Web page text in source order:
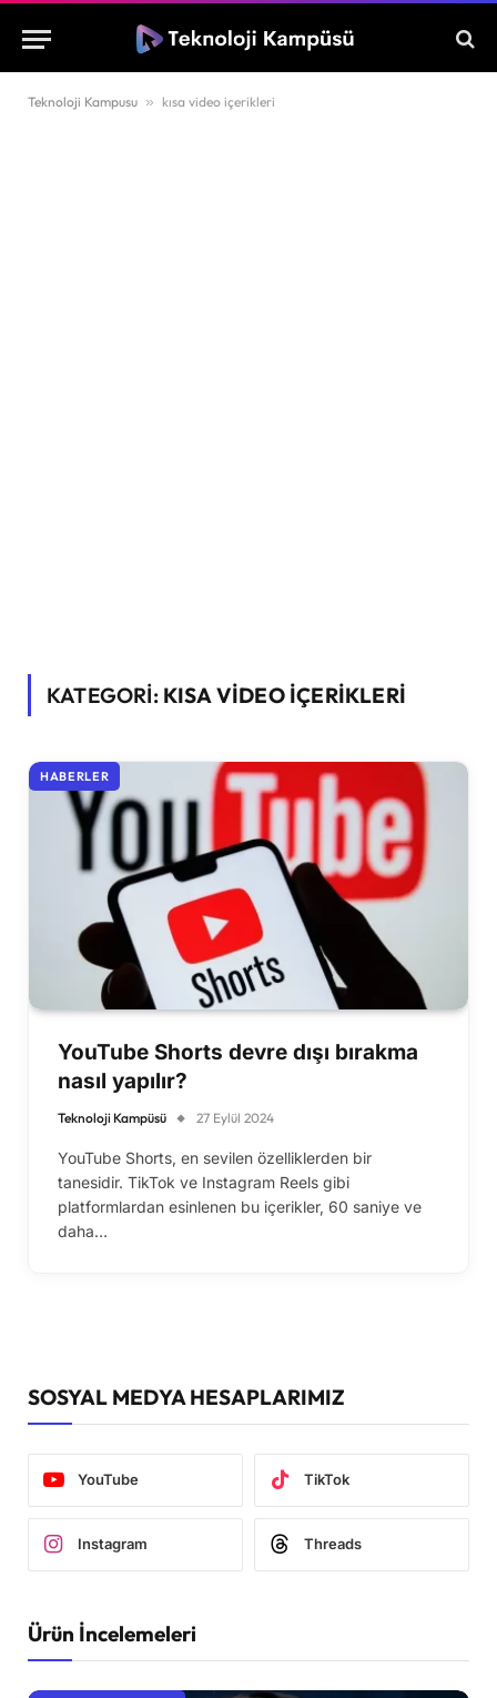
Teknoloji Kampusu » kısa video içerikleri
KATEGORİ: KISA VIDEO IÇERIKLERI
HABERLER
YouTube Shorts devre dışı bırakma
nasıl yapılır?
Teknoloji Kampüsü 27 Eylül 2024
YouTube Shorts, en sevilen özelliklerden bir
tanesidir. TikTok ve Instagram Reels gibi
platformlardan esinlenen bu içerikler, 60 saniye ve
daha…
SOSYAL MEDYA HESAPLARIMIZ
YouTube TikTok
Instagram Threads
Ürün İncelemeleri